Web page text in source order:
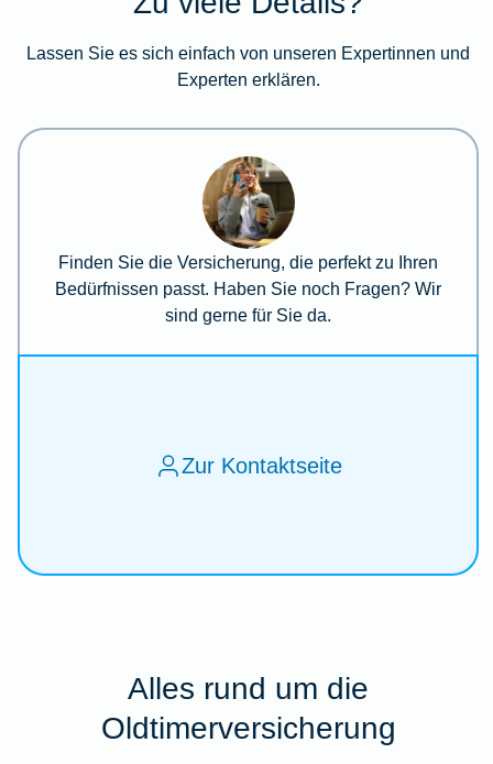
Lassen Sie es sich einfach von unseren Expertinnen und
Experten erklären.
Finden Sie die Versicherung, die perfekt zu Ihren
Bedürfnissen passt. Haben Sie noch Fragen? Wir
sind gerne für Sie da.
Zur Kontaktseite
Alles rund um die
Oldtimerversicherung